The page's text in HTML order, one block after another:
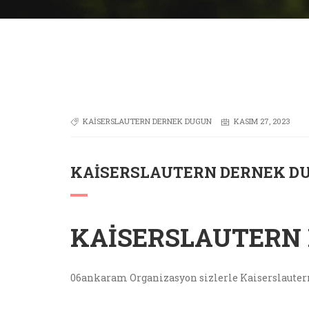
KAISERSLAUTERN DERNEK DUGUN KASIM 27, 2023
KAISERSLAUTERN DERNEK
06ankaram Organizasyon sizlerle